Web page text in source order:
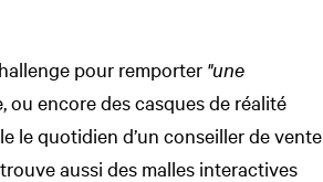
pour remporter "une
ou encoredes casques de réalité
le quotidien d’un conseiller de vente
aussi des malles interactives